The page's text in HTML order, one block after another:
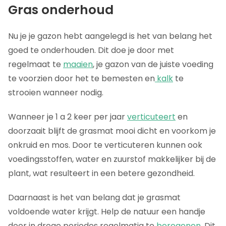
Gras onderhoud
Nu je je gazon hebt aangelegd is het van belang het
goed te onderhouden. Dit doe je door met
regelmaat te maaien, je gazon van de juiste voeding
te voorzien door het te bemesten en kalk te
strooien wanneer nodig.
Wanneer je 1 a 2 keer per jaarverticuteert en
doorzaait blijft de grasmat mooi dicht en voorkom je
onkruid en mos. Door te verticuteren kunnen ook
voedingsstoffen, water en zuurstof makkelijker bij de
plant, wat resulteert in een betere gezondheid.
Daarnaast is het van belang dat je grasmat
voldoende water krijgt. Help de natuur een handje